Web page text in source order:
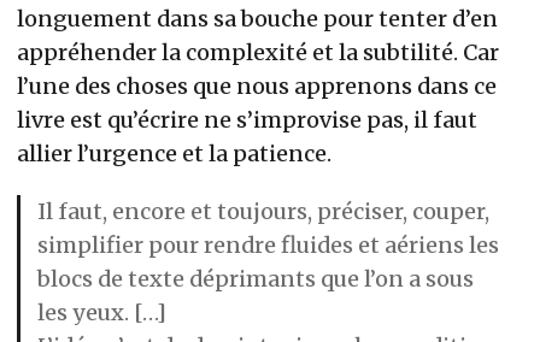
longuement dans sa bouche pour tenter d’en
appréhender la complexité et la subtilité. Car
l’une des choses que nous apprenons dans ce
livre est qu’écrire ne s’improvise pas, il faut
allier l’urgence et la patience.
Il faut, encore et toujours, préciser, couper,
simplifier pour rendre fluides et aériens les
blocs de texte déprimants que l’on a sous
les yeux. […]